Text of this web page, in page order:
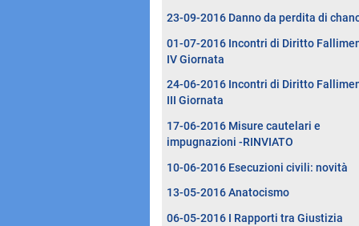
23-09-2016 Danno da perdita di
01-07-2016 Incontri di Diritto
IV Giornata
24-06-2016 Incontri di Diritto
III Giornata
17-06-2016 Misure cautelari e
impugnazioni -RINVIATO
10-06-2016 Esecuzioni civili: novità
13-05-2016 Anatocismo
06-05-2016 I Rapporti tra Giustizia